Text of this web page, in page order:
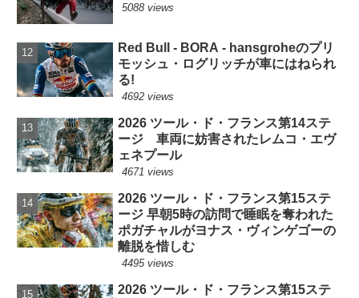
5088 views
Red Bull - BORA - hansgroheのプリ
モッシュ・ログリッチが車にはねられ
る!
4692 views
2026 ツール・ド・フランス第14ステ
ージ 車両に妨害されたレムコ・エヴ
ェネプール
4671 views
2026 ツール・ド・フランス第15ステ
ージ 早朝5時の訪問で睡眠を奪われた
ポガチャルがヨナス・ヴィンゲゴーの
離脱を惜しむ
4495 views
2026 ツール・ド・フランス第15ステ